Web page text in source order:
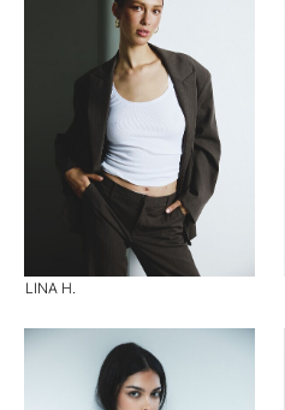
LINA H.